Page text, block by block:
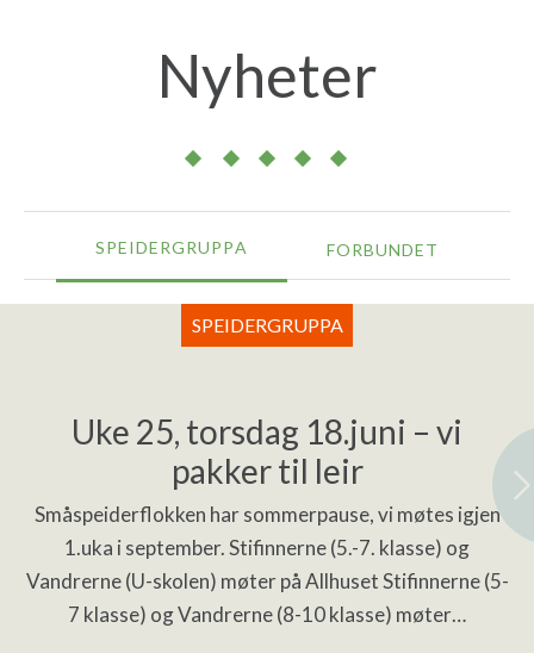
Nyheter
SPEIDERGRUPPA FORBUNDET
Uke 25, torsdag 18.juni – vi
pakker til leir
Småspeiderflokken har sommerpause, vi møtes igjen
1.uka i september. Stifinnerne (5.-7. klasse) og
Vandrerne (U-skolen) møter på Allhuset Stifinnerne (5-
7 klasse) og Vandrerne (8-10 klasse) møter…
SPEIDERGRUPPA